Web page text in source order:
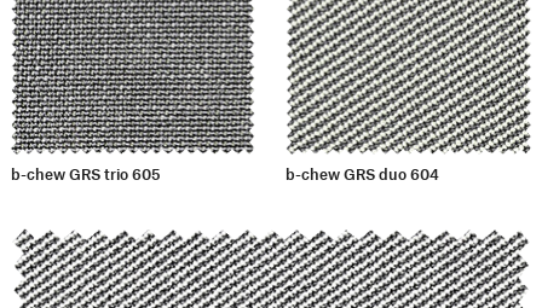
b-chew GRS trio 605 b-chew GRS duo 604